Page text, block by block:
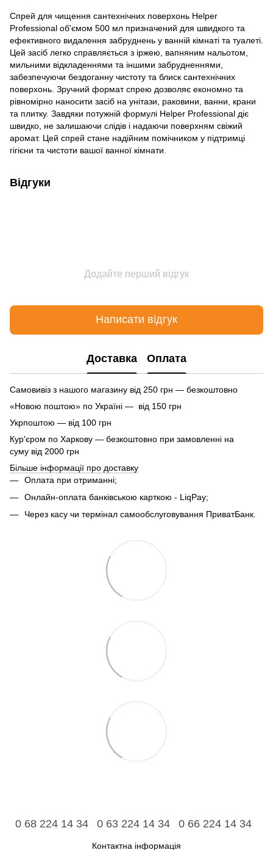
Спрей для чищення сантехнічних поверхонь Helper
Professional об'ємом 500 мл призначений для швидкого та
ефективного видалення забруднень у ванній кімнаті та туалеті.
Цей засіб легко справляється з іржею, вапняним нальотом,
мильними відкладеннями та іншими забрудненнями,
забезпечуючи бездоганну чистоту та блиск сантехнічних
поверхонь. Зручний формат спрею дозволяє економно та
рівномірно наносити засіб на унітази, раковини, ванни, крани
та плитку. Завдяки потужній формулі Helper Professional діє
швидко, не залишаючи слідів і надаючи поверхням свіжий
аромат. Цей спрей стане надійним помічником у підтримці
гігієни та чистоти вашої ванної кімнати.
Відгуки
Додайте перший відгук
Написати відгук
Доставка Оплата
Самовивіз з нашого магазину від 250 грн — безкоштовно
«Новою поштою» по Україні — від 150 грн
Укрпоштою — від 100 грн
Кур'єром по Харкову — безкоштовно при замовленні на
суму від 2000 грн
Більше інформації про доставку
Оплата при отриманні;
Онлайн-оплата банківською карткою - LiqPay;
Через касу чи термінал самообслуговування ПриватБанк.
0 68 224 14 34 0 63 224 14 34 0 66 224 14 34
Контактна інформація